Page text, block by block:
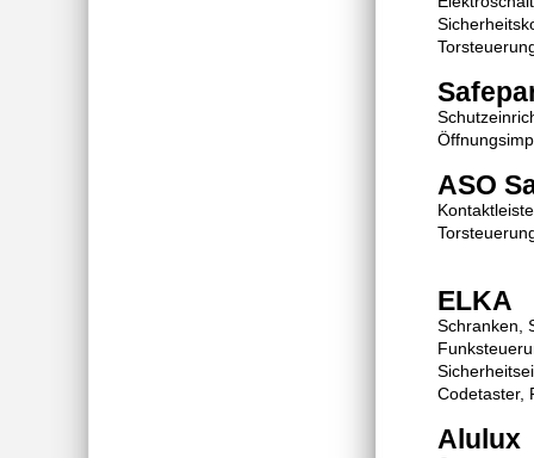
ASO
ELKA
Schranken,
Codetaster,
Alulux